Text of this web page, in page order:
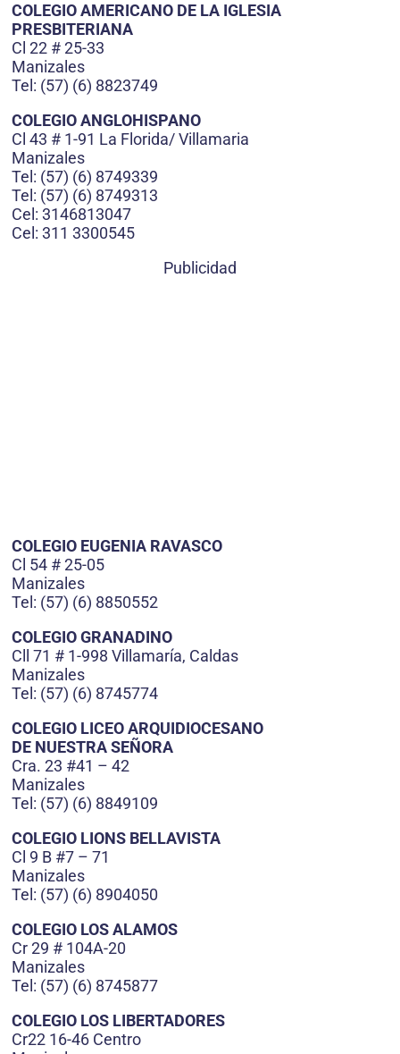
COLEGIO AMERICANO DE LA IGLESIA
PRESBITERIANA
Cl 22 # 25-33
Manizales
Tel: (57) (6) 8823749
COLEGIO ANGLOHISPANO
Cl 43 # 1-91 La Florida/ Villamaria
Manizales
Tel: (57) (6) 8749339
Tel: (57) (6) 8749313
Cel: 3146813047
Cel: 311 3300545
Publicidad
COLEGIO EUGENIA RAVASCO
Cl 54 # 25-05
Manizales
Tel: (57) (6) 8850552
COLEGIO GRANADINO
Cll 71 # 1-998 Villamaría, Caldas
Manizales
Tel: (57) (6) 8745774
COLEGIO LICEO ARQUIDIOCESANO
DE NUESTRA SEÑORA
Cra. 23 #41 – 42
Manizales
Tel: (57) (6) 8849109
COLEGIO LIONS BELLAVISTA
Cl 9 B #7 – 71
Manizales
Tel: (57) (6) 8904050
COLEGIO LOS ALAMOS
Cr 29 # 104A-20
Manizales
Tel: (57) (6) 8745877
COLEGIO LOS LIBERTADORES
Cr22 16-46 Centro